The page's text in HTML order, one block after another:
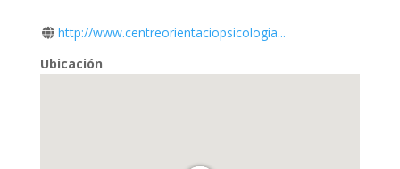
http://www.centreorientaciopsicologia...
Ubicación